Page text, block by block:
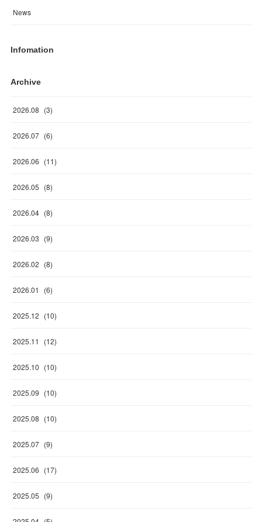
News
Infomation
Archive
2026.08 (3)
2026.07 (6)
2026.06 (11)
2026.05 (8)
2026.04 (8)
2026.03 (9)
2026.02 (8)
2026.01 (6)
2025.12 (10)
2025.11 (12)
2025.10 (10)
2025.09 (10)
2025.08 (10)
2025.07 (9)
2025.06 (17)
2025.05 (9)